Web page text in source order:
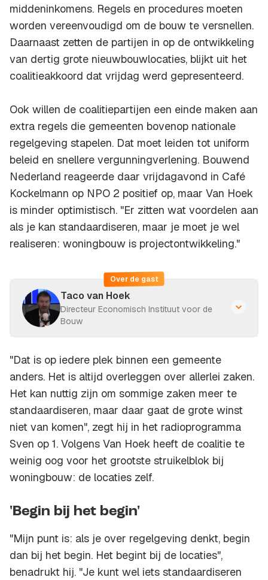
middeninkomens. Regels en procedures moeten
worden vereenvoudigd om de bouw te versnellen.
Daarnaast zetten de partijen in op de ontwikkeling
van dertig grote nieuwbouwlocaties, blijkt uit het
coalitieakkoord dat vrijdag werd gepresenteerd.
Ook willen de coalitiepartijen een einde maken aan
extra regels die gemeenten bovenop nationale
regelgeving stapelen. Dat moet leiden tot uniform
beleid en snellere vergunningverlening. Bouwend
Nederland reageerde daar vrijdagavond in Café
Kockelmann op NPO 2 positief op, maar Van Hoek
is minder optimistisch. "Er zitten wat voordelen aan
als je kan standaardiseren, maar je moet je wel
realiseren: woningbouw is projectontwikkeling."
Over de gast
Taco van Hoek
Directeur Economisch Instituut voor de
Bouw
"Dat is op iedere plek binnen een gemeente
anders. Het is altijd overleggen over allerlei zaken.
Het kan nuttig zijn om sommige zaken meer te
standaardiseren, maar daar gaat de grote winst
niet van komen", zegt hij in het radioprogramma
Sven op 1. Volgens Van Hoek heeft de coalitie te
weinig oog voor het grootste struikelblok bij
woningbouw: de locaties zelf.
'Begin bij het begin'
"Mijn punt is: als je over regelgeving denkt, begin
dan bij het begin. Het begint bij de locaties",
benadrukt hij. "Je kunt wel iets standaardiseren